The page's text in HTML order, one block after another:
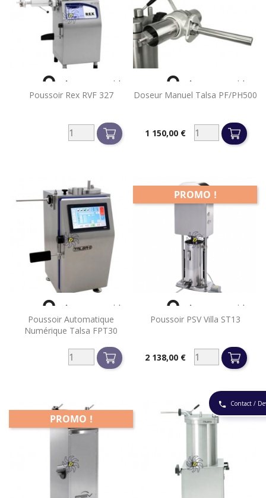
phone Contact /
Poussoir Rex RVF 327
 Aperçu rapide
Doseur Manuel Talsa PF/PH500
Prix1 150,00 €
 Aperçu rapide
Poussoir Automatique
Numérique Talsa FPT30
 Aperçu rapide
Poussoir PSV Villa ST13
Prix2 138,00 €
PROMO !
 Aperçu rapide
PROMO !